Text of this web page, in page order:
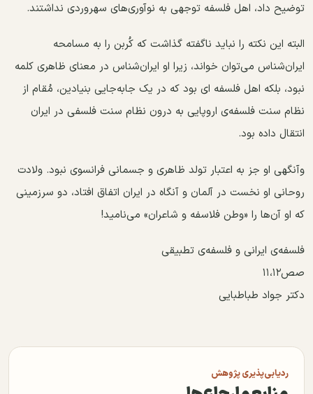
توضیح داد، اهل فلسفه توجهی به نوآوری‌های سهروردی نداشتند.
البته این نکته را نباید ناگفته گذاشت که کُربن را به مسامحه
ایران‌شناس می‌توان خواند، زیرا او ایران‌شناس در معنای ظاهری کلمه
نبود، بلکه اهل فلسفه ای بود که در یک جا‌به‌جایی بنیادین، مُقام از
نظام سنت فلسفه‌ی اروپایی به درون نظام سنت فلسفی در ایران
انتقال داده بود.
وآنگهی او جز به اعتبار تولد ظاهری و جسمانی فرانسوی نبود. ولادت
روحانی او نخست در آلمان و آنگاه در ایران اتفاق افتاد، دو سرزمینی
که او آن‌ها را «وطن فلاسفه و شاعران» می‌نامید!
فلسفه‌ی ایرانی و فلسفه‌ی تطبیقی
صص۱۱،۱۲
دکتر جواد طباطبایی
ردیابی‌پذیری پژوهش